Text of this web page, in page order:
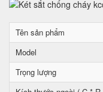
Tên sản phẩm
Model
Trọng lượng